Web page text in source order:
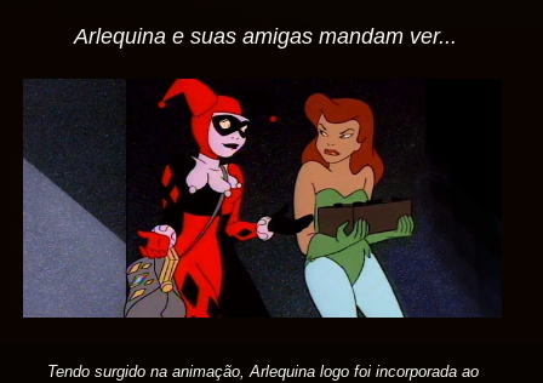
Arlequina e suas amigas mandam ver...
Tendo surgido na animação, Arlequina logo foi incorporada ao